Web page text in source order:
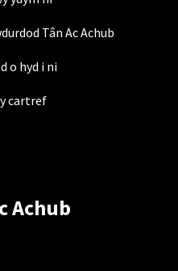
Tân Ac Achub
o hyd i ni
y cartref
Achub